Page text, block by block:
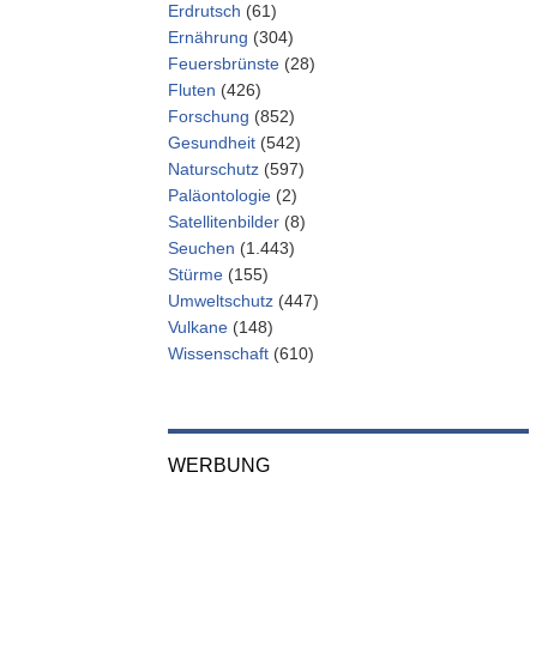
Erdrutsch (61)
Ernährung (304)
Feuersbrünste (28)
Fluten (426)
Forschung (852)
Gesundheit (542)
Naturschutz (597)
Paläontologie (2)
Satellitenbilder (8)
Seuchen (1.443)
Stürme (155)
Umweltschutz (447)
Vulkane (148)
Wissenschaft (610)
WERBUNG